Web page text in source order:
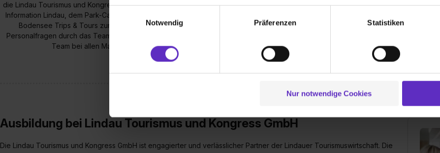
Wir verwenden Cookies zur technischen Funktion unserer Webseite („Notwendig“), um von
Webseite getroffenen Einstellungen zu speichern ( „Präferenzen“), die Zugriffe auf unsere
(„Statistiken“), um Informationen zu deiner Verwendung unserer Website an unsere Partner
und Analysen weiterzugeben und um Inhalte und Anzeigen zu personalisieren („Social Media
Partner führen diese Informationen möglicherweise mit weiteren Daten zusammen, die du
zu. . In diesem Fall sowie bei der separaten Aktivierung von „Social Media und Marketing“
einverstanden, dass dir nach Setzen der Cookies externe Inhalte (z.B. Videos oder Posts)
Erlaubnis hierfür kannst du auch später noch im Einzelfall bei dem jeweiligen Inhalt erteilen.
Einwilligung zur Platzierung von Cookies der Kategorien „Präferenzen“, „Statistiken“ und
Notwendig
Präferenzen Statistiken
Nur notwendige Cookies
die Lindau Tourismus und Kongress GmbH (LTK) aus mehreren Betriebsstätten besteht? Neben der Tourist-
Information Lindau, dem Park-Camping Lindau und der Inselhalle Lindau gehört auch die Incoming-Agentur
Bodensee Trips & Tours zur Firma. Verstärkt werden die Betriebsstätten in allen Verwaltungs- und
Personalfragen durch das Team „Administration/Buchhaltung/Personal“. Weiter unterstützt das Marketing-
Team bei allen Maßnahmen rund um Außenwerbung und Öffentlichkeitsarbeit.
Ausbildung bei Lindau Tourismus und Kongress GmbH
Die Lindau Tourismus und Kongress GmbH ist engagierter und verlässlicher Partner der Lindauer Tourismuswirtschaft. Die